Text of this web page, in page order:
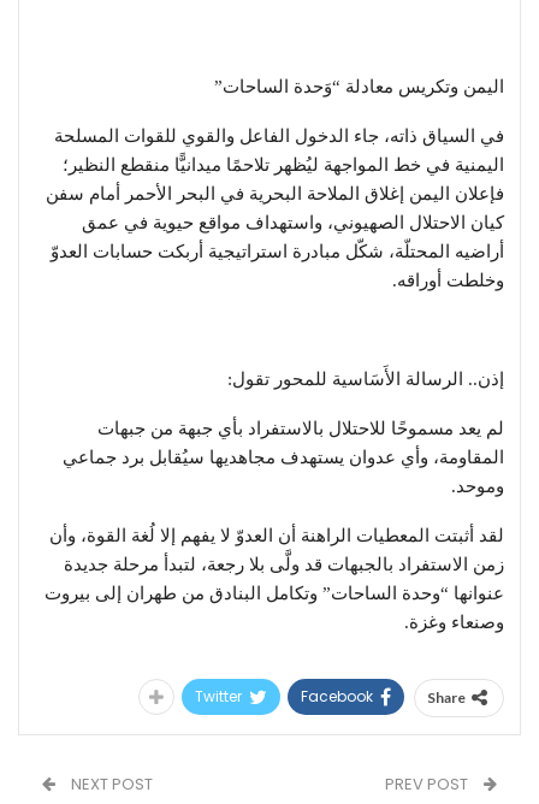
​اليمن وتكريس معادلة “وَحدة الساحات”
​في السياق ذاته، جاء الدخول الفاعل والقوي للقوات المسلحة
اليمنية في خط المواجهة ليُظهر تلاحمًا ميدانيًّا منقطع النظير؛
فإعلان اليمن إغلاق الملاحة البحرية في البحر الأحمر أمام سفن
كيان الاحتلال الصهيوني، واستهداف مواقع حيوية في عمق
أراضيه المحتلّة، شكّل مبادرة استراتيجية أربكت حسابات العدوّ
وخلطت أوراقه.
​إذن.. الرسالة الأَسَاسية للمحور تقول:
لم يعد مسموحًا للاحتلال بالاستفراد بأي جبهة من جبهات
المقاومة، وأي عدوان يستهدف مجاهديها سيُقابل برد جماعي
وموحد.
​لقد أثبتت المعطيات الراهنة أن العدوّ لا يفهم إلا لُغة القوة، وأن
زمن الاستفراد بالجبهات قد ولَّى بلا رجعة، لتبدأ مرحلة جديدة
عنوانها “وحدة الساحات” وتكامل البنادق من طهران إلى بيروت
وصنعاء وغزة.
Share
Facebook
Twitter
NEXT POST